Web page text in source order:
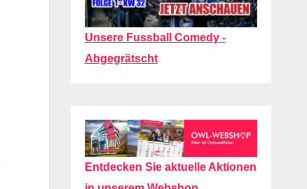
Unsere Fussball Comedy -
Abgegrätscht
Entdecken Sie aktuelle Aktionen